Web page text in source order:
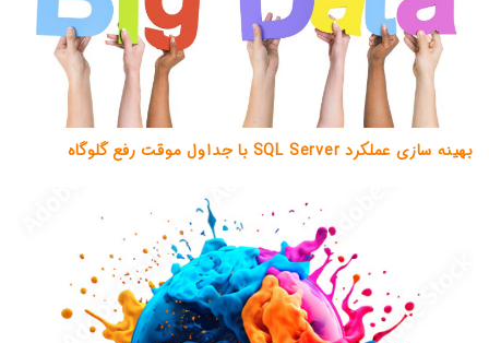
بهینه سازی عملکرد SQL Server با جداول موقت رفع گلوگاه